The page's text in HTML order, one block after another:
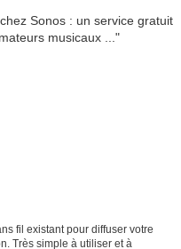
fil existant pour diffuser votre
Très simple à utiliser et à